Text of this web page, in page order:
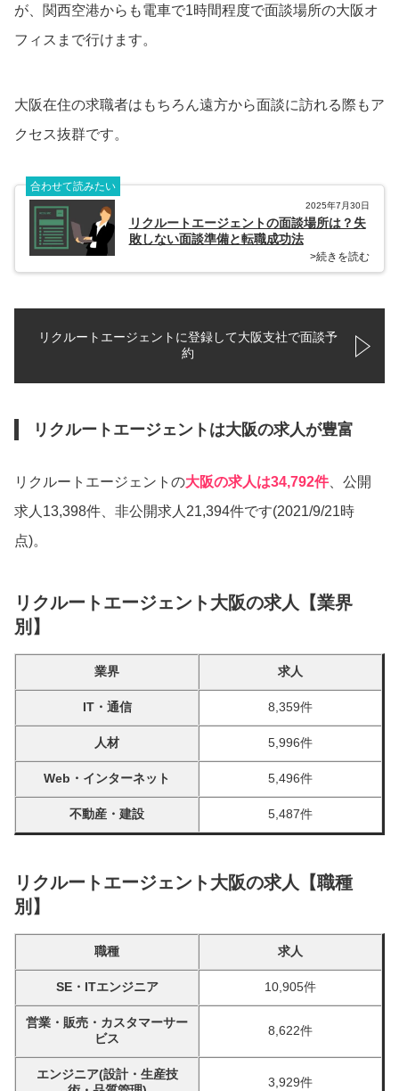
が、関西空港からも電車で1時間程度で面談場所の大阪オ
フィスまで行けます。
大阪在住の求職者はもちろん遠方から面談に訪れる際もア
クセス抜群です。
合わせて読みたい
2025年7月30日
リクルートエージェントの面談場所は？失
敗しない面談準備と転職成功法
>続きを読む
リクルートエージェントに登録して大阪支社で面談予
約
リクルートエージェントは大阪の求人が豊富
リクルートエージェントの大阪の求人は34,792件、公開
求人13,398件、非公開求人21,394件です(2021/9/21時
点)。
リクルートエージェント大阪の求人【業界
別】
業界 求人
IT・通信 8,359件
人材 5,996件
Web・インターネット 5,496件
不動産・建設 5,487件
リクルートエージェント大阪の求人【職種
別】
職種 求人
SE・ITエンジニア 10,905件
営業・販売・カスタマーサー
ビス
8,622件
エンジニア(設計・生産技
3,929件